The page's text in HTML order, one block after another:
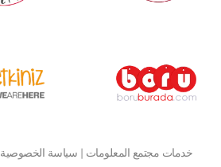
خدمات مجتمع المعلومات | سياسة الخصوصية